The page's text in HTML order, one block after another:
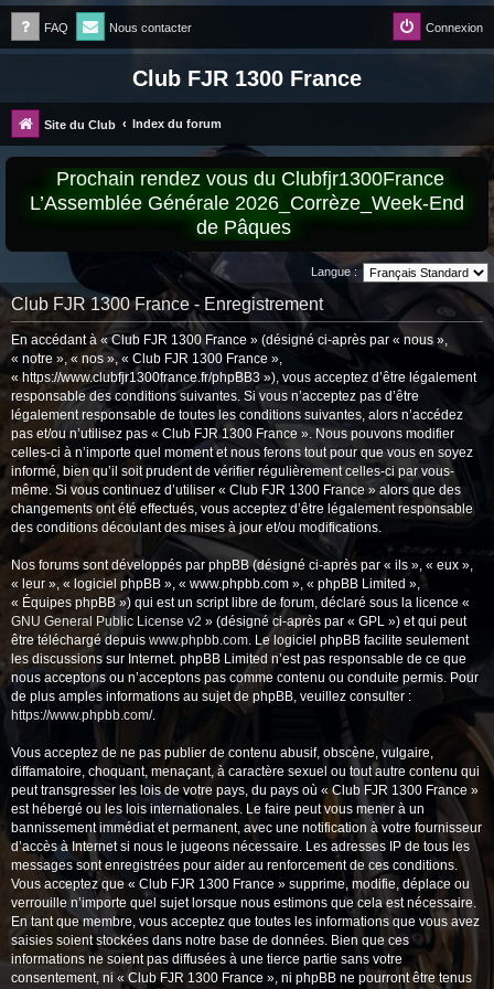
FAQ Nous contacter Connexion
Club FJR 1300 France
Site du Club Index du forum
Prochain rendez vous du Clubfjr1300France
L’Assemblée Générale 2026_Corrèze_Week-End
de Pâques
Langue :
Club FJR 1300 France - Enregistrement
En accédant à « Club FJR 1300 France » (désigné ci-après par « nous »,
« notre », « nos », « Club FJR 1300 France »,
« https://www.clubfjr1300france.fr/phpBB3 »), vous acceptez d’être légalement
responsable des conditions suivantes. Si vous n’acceptez pas d’être
légalement responsable de toutes les conditions suivantes, alors n’accédez
pas et/ou n’utilisez pas « Club FJR 1300 France ». Nous pouvons modifier
celles-ci à n’importe quel moment et nous ferons tout pour que vous en soyez
informé, bien qu’il soit prudent de vérifier régulièrement celles-ci par vous-
même. Si vous continuez d’utiliser « Club FJR 1300 France » alors que des
changements ont été effectués, vous acceptez d’être légalement responsable
des conditions découlant des mises à jour et/ou modifications.
Nos forums sont développés par phpBB (désigné ci-après par « ils », « eux »,
« leur », « logiciel phpBB », « www.phpbb.com », « phpBB Limited »,
« Équipes phpBB ») qui est un script libre de forum, déclaré sous la licence «
GNU General Public License v2 » (désigné ci-après par « GPL ») et qui peut
être téléchargé depuis www.phpbb.com. Le logiciel phpBB facilite seulement
les discussions sur Internet. phpBB Limited n’est pas responsable de ce que
nous acceptons ou n’acceptons pas comme contenu ou conduite permis. Pour
de plus amples informations au sujet de phpBB, veuillez consulter :
https://www.phpbb.com/.
Vous acceptez de ne pas publier de contenu abusif, obscène, vulgaire,
diffamatoire, choquant, menaçant, à caractère sexuel ou tout autre contenu qui
peut transgresser les lois de votre pays, du pays où « Club FJR 1300 France »
est hébergé ou les lois internationales. Le faire peut vous mener à un
bannissement immédiat et permanent, avec une notification à votre fournisseur
d’accès à Internet si nous le jugeons nécessaire. Les adresses IP de tous les
messages sont enregistrées pour aider au renforcement de ces conditions.
Vous acceptez que « Club FJR 1300 France » supprime, modifie, déplace ou
verrouille n’importe quel sujet lorsque nous estimons que cela est nécessaire.
En tant que membre, vous acceptez que toutes les informations que vous avez
saisies soient stockées dans notre base de données. Bien que ces
informations ne soient pas diffusées à une tierce partie sans votre
consentement, ni « Club FJR 1300 France », ni phpBB ne pourront être tenus